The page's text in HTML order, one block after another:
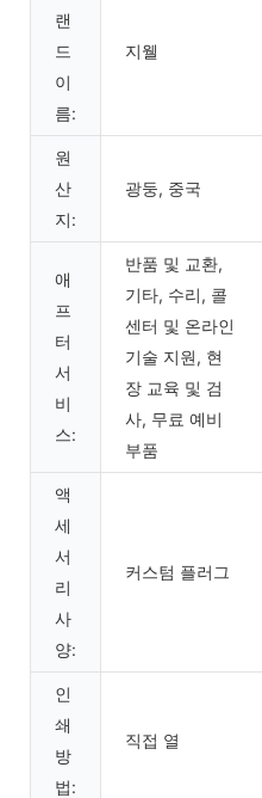
랜
드
이
름:
지웰
원
산
지:
광둥, 중국
애
프
터
서
비
스:
반품 및 교환,
기타, 수리, 콜
센터 및 온라인
기술 지원, 현
장 교육 및 검
사, 무료 예비
부품
액
세
서
리
사
양:
커스텀 플러그
인
쇄
방
법:
직접 열